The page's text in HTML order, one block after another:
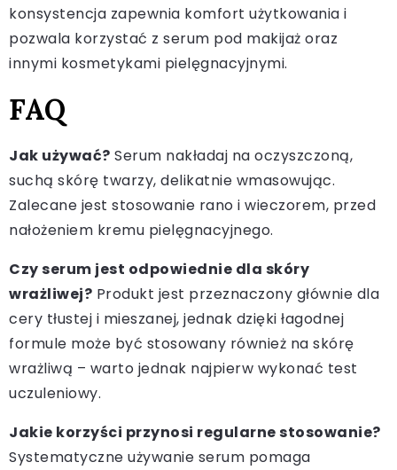
konsystencja zapewnia komfort użytkowania i
pozwala korzystać z serum pod makijaż oraz
innymi kosmetykami pielęgnacyjnymi.
FAQ
Jak używać? Serum nakładaj na oczyszczoną,
suchą skórę twarzy, delikatnie wmasowując.
Zalecane jest stosowanie rano i wieczorem, przed
nałożeniem kremu pielęgnacyjnego.
Czy serum jest odpowiednie dla skóry
wrażliwej? Produkt jest przeznaczony głównie dla
cery tłustej i mieszanej, jednak dzięki łagodnej
formule może być stosowany również na skórę
wrażliwą – warto jednak najpierw wykonać test
uczuleniowy.
Jakie korzyści przynosi regularne stosowanie?
Systematyczne używanie serum pomaga